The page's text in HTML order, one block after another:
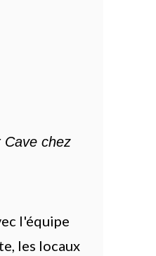
Cave chez
l'équipe
les locaux